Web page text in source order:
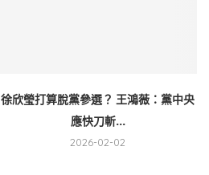
徐欣瑩打算脫黨參選？ 王鴻薇：黨中央
應快刀斬...
2026-02-02